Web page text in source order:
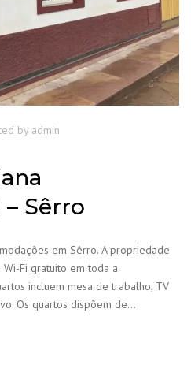
by admin
Sêrro
em Sêrro. A propriedade
Fi gratuito em toda a
incluem mesa de trabalho, TV
Os quartos dispõem de…